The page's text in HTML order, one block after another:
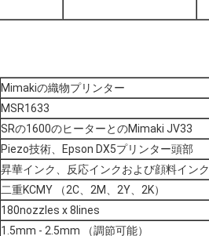
Mimakiの織物プリンター
MSR1633
SRの1600のヒーターとのMimaki JV33
Piezo技術、Epson DX5プリンター頭部
昇華インク、反応インクおよび顔料インク
二重KCMY （2C、2M、2Y、2K）
180nozzles x 8lines
1.5mm - 2.5mm （調節可能）